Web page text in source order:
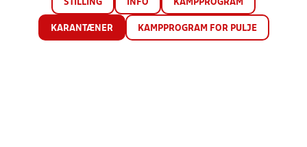
STILLING INFO KAMPPROGRAM
KARANTÆNER KAMPPROGRAM FOR PULJE